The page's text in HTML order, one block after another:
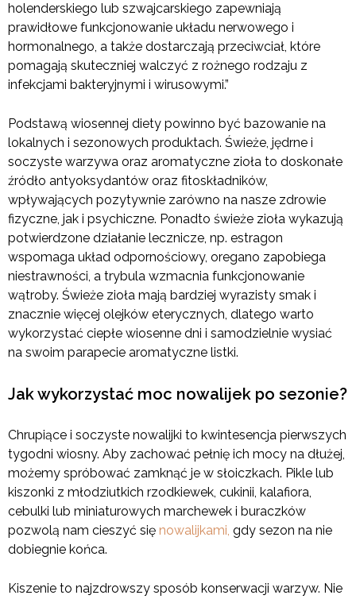
holenderskiego lub szwajcarskiego zapewniają
prawidłowe funkcjonowanie układu nerwowego i
hormonalnego, a także dostarczają przeciwciał, które
pomagają skuteczniej walczyć z rożnego rodzaju z
infekcjami bakteryjnymi i wirusowymi.”
Podstawą wiosennej diety powinno być bazowanie na
lokalnych i sezonowych produktach. Świeże, jędrne i
soczyste warzywa oraz aromatyczne zioła to doskonałe
źródło antyoksydantów oraz fitoskładników,
wpływających pozytywnie zarówno na nasze zdrowie
fizyczne, jak i psychiczne. Ponadto świeże zioła wykazują
potwierdzone działanie lecznicze, np. estragon
wspomaga układ odpornościowy, oregano zapobiega
niestrawności, a trybula wzmacnia funkcjonowanie
wątroby. Świeże zioła mają bardziej wyrazisty smak i
znacznie więcej olejków eterycznych, dlatego warto
wykorzystać ciepłe wiosenne dni i samodzielnie wysiać
na swoim parapecie aromatyczne listki.
Jak wykorzystać moc nowalijek po sezonie?
Chrupiące i soczyste nowalijki to kwintesencja pierwszych
tygodni wiosny. Aby zachować pełnię ich mocy na dłużej,
możemy spróbować zamknąć je w słoiczkach. Pikle lub
kiszonki z młodziutkich rzodkiewek, cukinii, kalafiora,
cebulki lub miniaturowych marchewek i buraczków
pozwolą nam cieszyć się nowalijkami, gdy sezon na nie
dobiegnie końca.
Kiszenie to najzdrowszy sposób konserwacji warzyw. Nie